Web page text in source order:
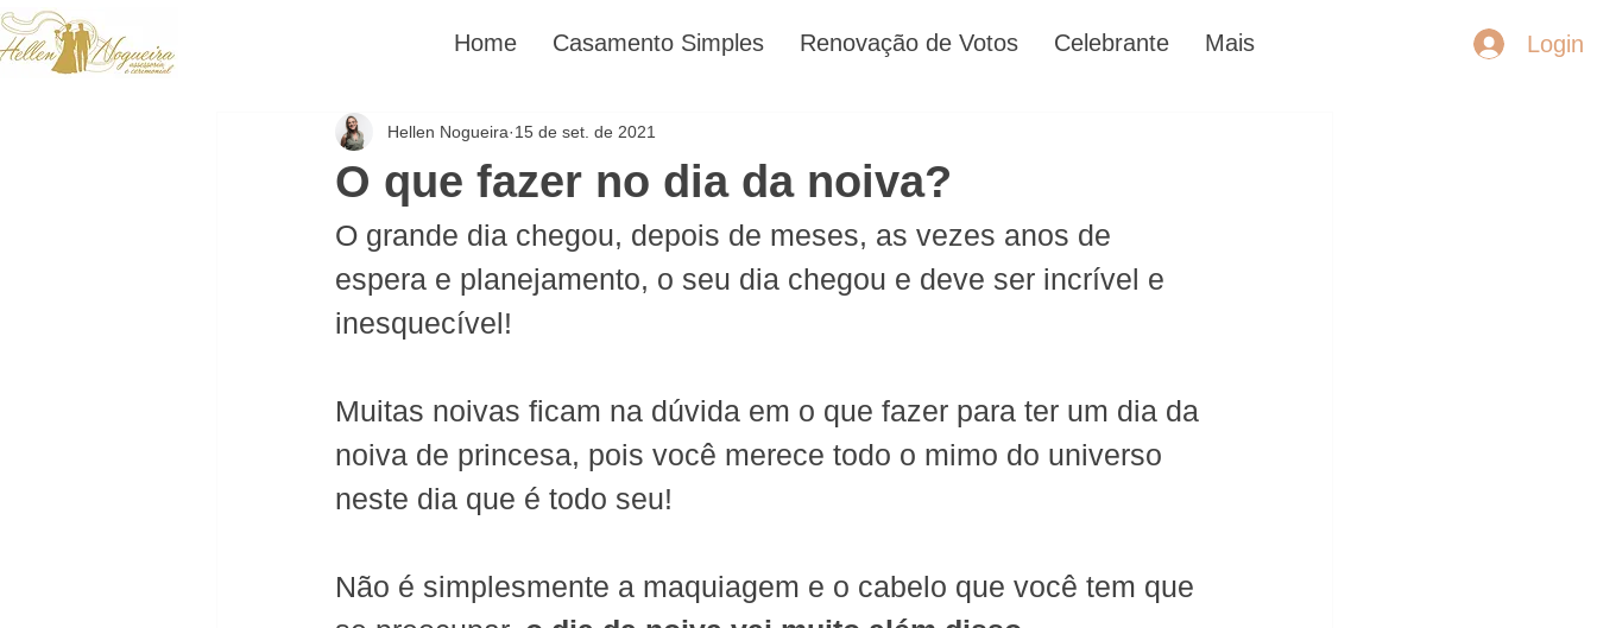
Home Casamento Simples Renovação de Votos Celebrante Mais Login
O que fazer no dia da noiva?
Hellen Nogueira 15 de set. de 2021
O grande dia chegou, depois de meses, as vezes anos de
espera e planejamento, o seu dia chegou e deve ser incrível e
inesquecível!
Muitas noivas ficam na dúvida em o que fazer para ter um dia da
noiva de princesa, pois você merece todo o mimo do universo
neste dia que é todo seu!
Não é simplesmente a maquiagem e o cabelo que você tem que